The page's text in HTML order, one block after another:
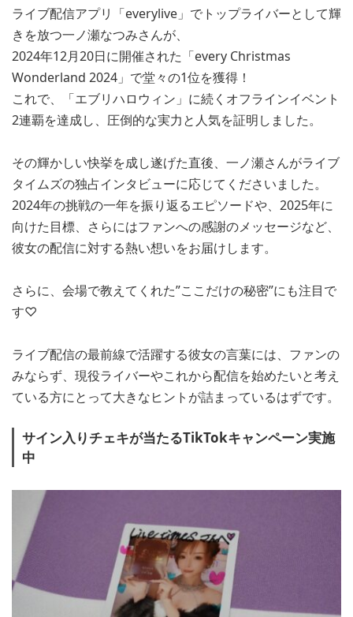
ライブ配信アプリ「everylive」でトップライバーとして輝
きを放つ一ノ瀬なつみさんが、
2024年12月20日に開催された「every Christmas
Wonderland 2024」で堂々の1位を獲得！
これで、「エブリハロウィン」に続くオフラインイベント
2連覇を達成し、圧倒的な実力と人気を証明しました。
その輝かしい快挙を成し遂げた直後、一ノ瀬さんがライブ
タイムズの独占インタビューに応じてくださいました。
2024年の挑戦の一年を振り返るエピソードや、2025年に
向けた目標、さらにはファンへの感謝のメッセージなど、
彼女の配信に対する熱い想いをお届けします。
さらに、会場で教えてくれた”ここだけの秘密”にも注目で
す♡
ライブ配信の最前線で活躍する彼女の言葉には、ファンの
みならず、現役ライバーやこれから配信を始めたいと考え
ている方にとって大きなヒントが詰まっているはずです。
サイン入りチェキが当たるTikTokキャンペーン実施
中